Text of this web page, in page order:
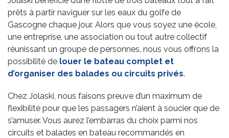
prêts à partir naviguer sur les eaux du golfe de
Gascogne chaque jour. Alors que vous soyez une école,
une entreprise, une association ou tout autre collectif
réunissant un groupe de personnes, nous vous offrons la
possibilité de louer le bateau complet et
d’organiser des balades ou circuits privés.
Chez Jolaski, nous faisons preuve d’un maximum de
flexibilité pour que les passagers n’aient à soucier que de
s’amuser. Vous aurez l’embarras du choix parmi nos
circuits et balades en bateau recommandés en